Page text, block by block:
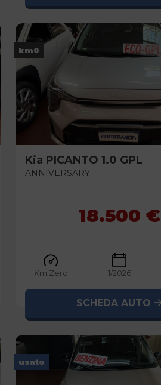
Kia PICANTO 1.0 GPL
ANNIVERSARY
km0
18.500 €
Km Zero 1/2026
SCHEDA AUTO
usato